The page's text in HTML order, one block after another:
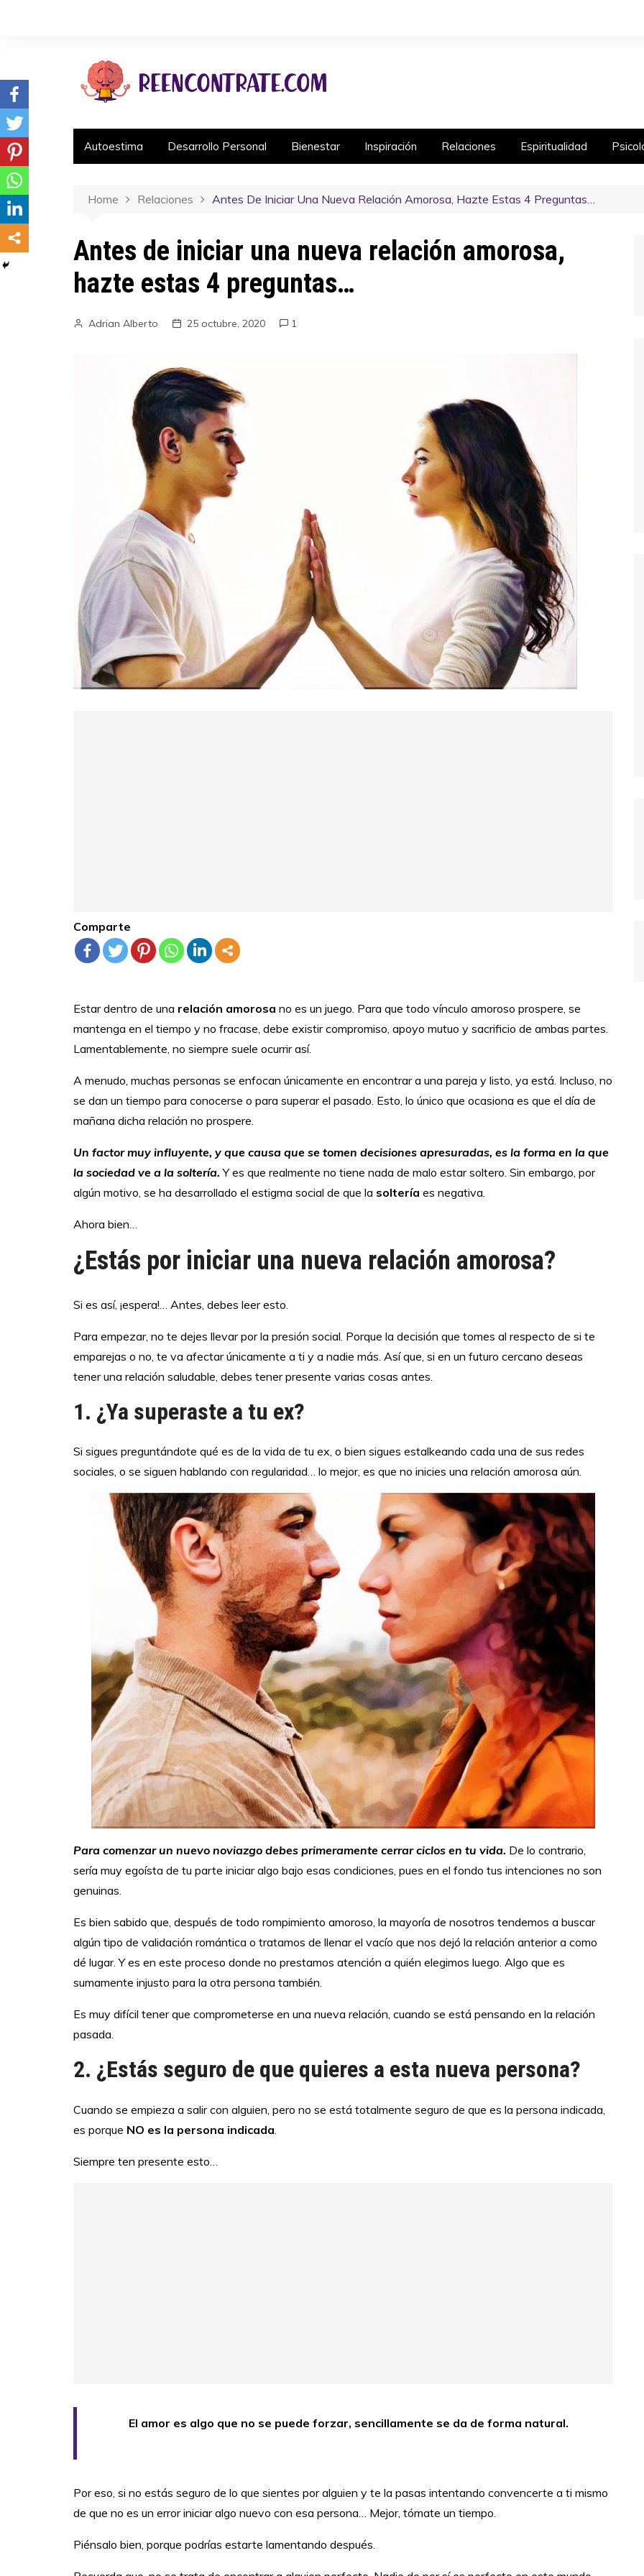
Autoestima Desarrollo Personal Bienestar Inspiración Relaciones Espiritualidad
Home Relaciones Antes De Iniciar Una Nueva Relación Amorosa, Hazte Estas 4 Preguntas…
Antes de iniciar una nueva relación amorosa,
hazte estas 4 preguntas…
Adrian Alberto 25 octubre, 2020 1
Comparte
Estar dentro de una relación amorosa no es un juego. Para que todo vínculo amoroso prospere, se
mantenga en el tiempo y no fracase, debe existir compromiso, apoyo mutuo y sacrificio de ambas partes.
Lamentablemente, no siempre suele ocurrir así.
A menudo, muchas personas se enfocan únicamente en encontrar a una pareja y listo, ya está. Incluso, no
se dan un tiempo para conocerse o para superar el pasado. Esto, lo único que ocasiona es que el día de
mañana dicha relación no prospere.
Un factor muy influyente, y que causa que se tomen decisiones apresuradas, es la forma en la que
la sociedad ve a la soltería. Y es que realmente no tiene nada de malo estar soltero. Sin embargo, por
algún motivo, se ha desarrollado el estigma social de que la soltería es negativa.
Ahora bien…
¿Estás por iniciar una nueva relación amorosa?
Si es así, ¡espera!… Antes, debes leer esto.
Para empezar, no te dejes llevar por la presión social. Porque la decisión que tomes al respecto de si te
emparejas o no, te va afectar únicamente a ti y a nadie más. Así que, si en un futuro cercano deseas
tener una relación saludable, debes tener presente varias cosas antes.
1. ¿Ya superaste a tu ex?
Si sigues preguntándote qué es de la vida de tu ex, o bien sigues estalkeando cada una de sus redes
sociales, o se siguen hablando con regularidad… lo mejor, es que no inicies una relación amorosa aún.
Para comenzar un nuevo noviazgo debes primeramente cerrar ciclos en tu vida. De lo contrario,
sería muy egoísta de tu parte iniciar algo bajo esas condiciones, pues en el fondo tus intenciones no son
genuinas.
Es bien sabido que, después de todo rompimiento amoroso, la mayoría de nosotros tendemos a buscar
algún tipo de validación romántica o tratamos de llenar el vacío que nos dejó la relación anterior a como
dé lugar. Y es en este proceso donde no prestamos atención a quién elegimos luego. Algo que es
sumamente injusto para la otra persona también.
Es muy difícil tener que comprometerse en una nueva relación, cuando se está pensando en la relación
pasada.
2. ¿Estás seguro de que quieres a esta nueva persona?
Cuando se empieza a salir con alguien, pero no se está totalmente seguro de que es la persona indicada,
es porque NO es la persona indicada
Siempre ten presente esto…
El amor es algo que no se puede forzar, sencillamente se da de forma natural.
Por eso, si no estás seguro de lo que sientes por alguien y te la pasas intentando convencerte a ti mismo
de que no es un error iniciar algo nuevo con esa persona… Mejor, tómate un tiempo.
Piénsalo bien, porque podrías estarte lamentando después.